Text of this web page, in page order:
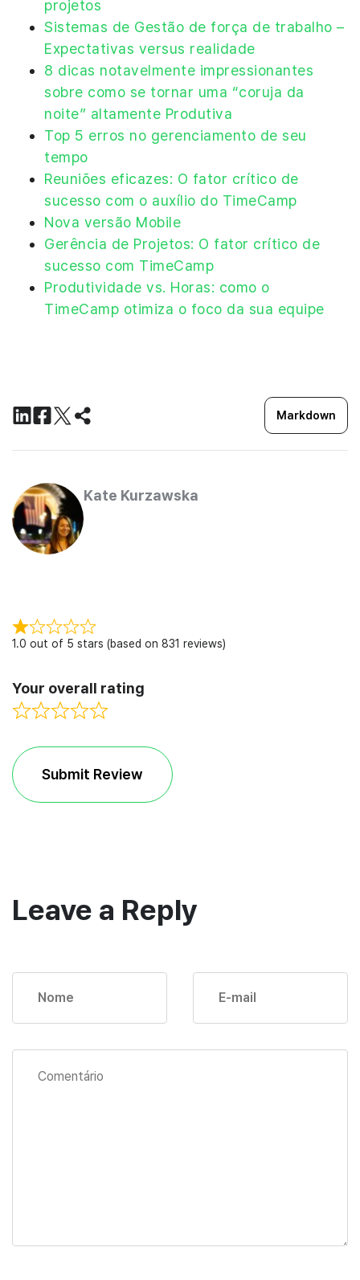
projetos
Sistemas de Gestão de força de trabalho –
Expectativas versus realidade
8 dicas notavelmente impressionantes
sobre como se tornar uma “coruja da
noite” altamente Produtiva
Top 5 erros no gerenciamento de seu
tempo
Reuniões eficazes: O fator crítico de
sucesso com o auxílio do TimeCamp
Nova versão Mobile
Gerência de Projetos: O fator crítico de
sucesso com TimeCamp
Produtividade vs. Horas: como o
TimeCamp otimiza o foco da sua equipe
Markdown
Kate Kurzawska
1.0 out of 5 stars (based on 831 reviews)
Your overall rating
Submit Review
Leave a Reply